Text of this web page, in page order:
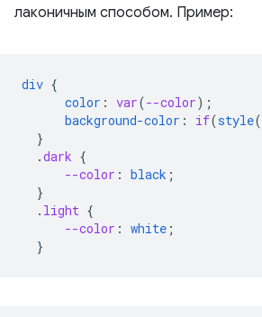
лаконичным способом. Пример:
div {
color : var(--color);
background-color : if(style(
}
.dark {
--color : black ;
}
. light {
--color : white ;
}